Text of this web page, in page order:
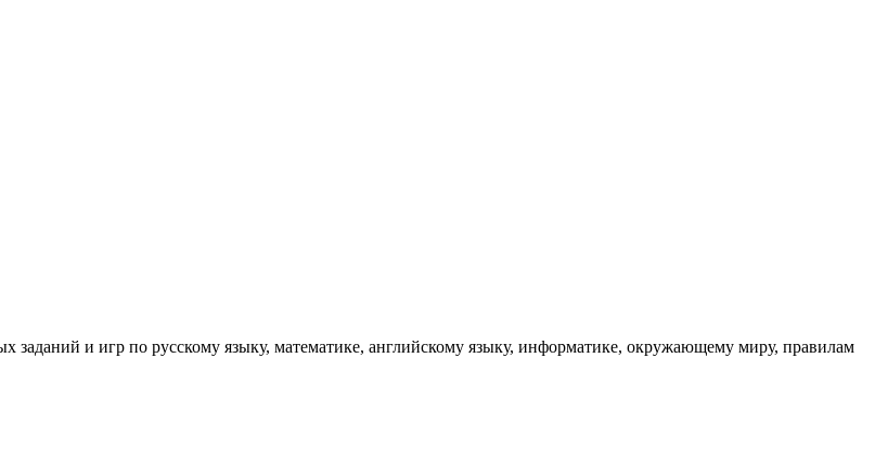
и игр по русскому языку, математике, английскому языку, информатике, окружающему миру, правилам